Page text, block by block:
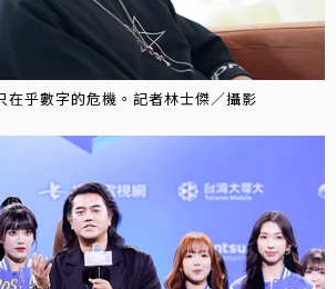
在乎數字的危機。記者林士傑／攝影